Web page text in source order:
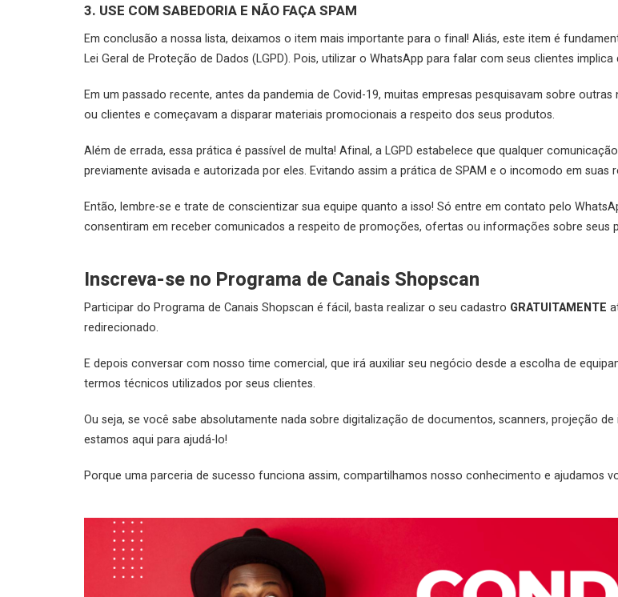
3. USE COM SABEDORIA E NÃO FAÇA SPAM
Em conclusão a nossa lista, deixamos o item mais importante para o final! Aliás, este item é
Lei Geral de Proteção de Dados (LGPD). Pois, utilizar o WhatsApp para falar com seus clientes
Em um passado recente, antes da pandemia de Covid-19, muitas empresas pesquisavam sobre
ou clientes e começavam a disparar materiais promocionais a respeito dos seus produtos.
Além de errada, essa prática é passível de multa! Afinal, a LGPD estabelece que qualquer
previamente avisada e autorizada por eles. Evitando assim a prática de SPAM e o incomodo em suas
Então, lembre-se e trate de conscientizar sua equipe quanto a isso! Só entre em contato pelo
consentiram em receber comunicados a respeito de promoções, ofertas ou informações sobre seus
Inscreva-se no Programa de Canais Shopscan
Participar do Programa de Canais Shopscan é fácil, basta realizar o seu cadastro GRATUITAMENTE
redirecionado.
E depois conversar com nosso time comercial, que irá auxiliar seu negócio desde a escolha de
termos técnicos utilizados por seus clientes.
Ou seja, se você sabe absolutamente nada sobre digitalização de documentos, scanners, projeção
estamos aqui para ajudá-lo!
Porque uma parceria de sucesso funciona assim, compartilhamos nosso conhecimento e ajudamos